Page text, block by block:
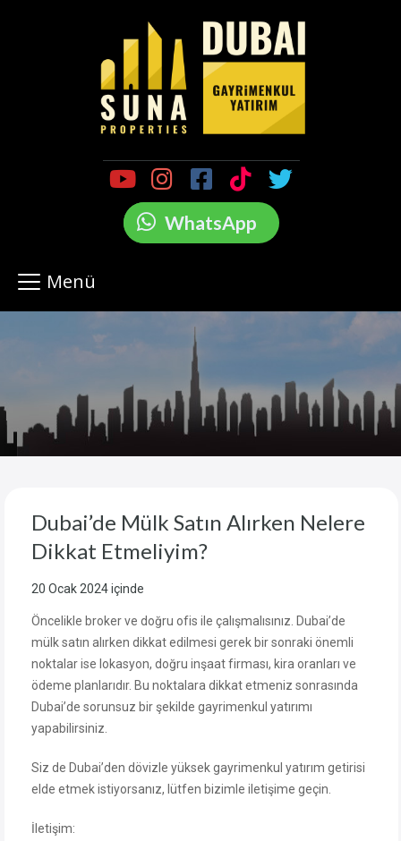
WhatsApp
Menü
Dubai’de Mülk Satın Alırken Nelere
Dikkat Etmeliyim?
20 Ocak 2024içinde
Öncelikle broker ve doğru ofis ile çalışmalısınız. Dubai’de
mülk satın alırken dikkat edilmesi gerek bir sonraki önemli
noktalar ise lokasyon, doğru inşaat firması, kira oranları ve
ödeme planlarıdır. Bu noktalara dikkat etmeniz sonrasında
Dubai’de sorunsuz bir şekilde gayrimenkul yatırımı
yapabilirsiniz.
Siz de Dubai’den dövizle yüksek gayrimenkul yatırım getirisi
elde etmek istiyorsanız, lütfen bizimle iletişime geçin.
İletişim: